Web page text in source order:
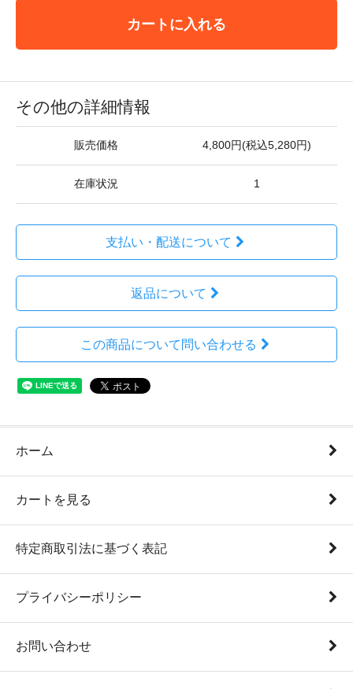
カートに入れる
その他の詳細情報
販売価格 4,800円(税込5,280円)
在庫状況 1
支払い・配送について
返品について
この商品について問い合わせる
ホーム
カートを見る
特定商取引法に基づく表記
プライバシーポリシー
お問い合わせ